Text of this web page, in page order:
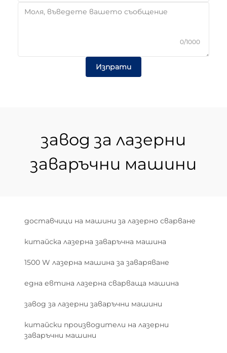
0/1000
Изпрати
завод за лазерни
заваръчни машини
доставчици на машини за лазерно сварване
китайска лазерна заваръчна машина
1500 W лазерна машина за заваряване
една евтинa лазерна сварваща машина
завод за лазерни заваръчни машини
китайски производители на лазерни
заваръчни машини